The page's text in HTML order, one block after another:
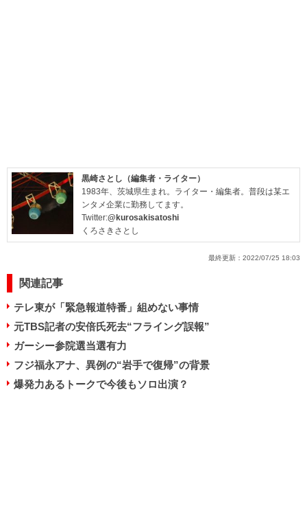
黒崎さとし（編集者・ライター）
1983年、茨城県生まれ。ライター・編集者。普段は某エ
ンタメ企業に勤務してます。
Twitter:@kurosakisatoshi
くろさきさとし
最終更新： 2022/07/25 18:03
関連記事
テレ東が「緊急報道特番」組めない事情
元TBS記者の安倍氏死去“フライング誤報”
ガーシー参院選当選有力
フジ福永アナ、異例の“岩手で復帰”の背景
爆発力あるトークで今後もソロ出演？